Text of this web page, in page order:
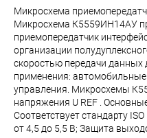
Микросхема
Микросхема К5559ИН14АУ
приемопередатчик
организации
скоростью передачи
применения:
управления. Микросхемы
напряжения U REF .
Соответствует стандарту
от 4,5 до 5,5 В; Защита